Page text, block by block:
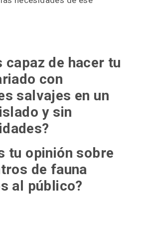
capaz de hacer tu
con
salvajes en un
y sin
tu opinión sobre
de fauna
al público?